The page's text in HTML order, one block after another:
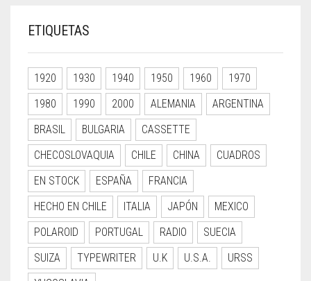
ETIQUETAS
1920 1930 1940 1950 1960
1970
1980
1990 2000 ALEMANIA
ARGENTINA
BRASIL
BULGARIA
CASSETTE
CHECOSLOVAQUIA
CHILE CHINA
CUADROS
EN STOCK
ESPAÑA
FRANCIA
HECHO EN CHILE
ITALIA JAPÓN
MEXICO
POLAROID
PORTUGAL RADIO
SUECIA
SUIZA
TYPEWRITER U.K U.S.A.
URSS